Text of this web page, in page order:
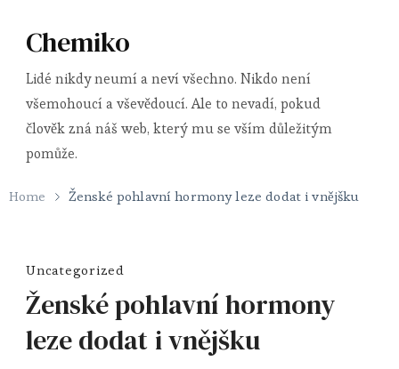
Chemiko
Lidé nikdy neumí a neví všechno. Nikdo není
všemohoucí a vševědoucí. Ale to nevadí, pokud
člověk zná náš web, který mu se vším důležitým
pomůže.
Home Ženské pohlavní hormony leze dodat i vnějšku
Uncategorized
Ženské pohlavní hormony
leze dodat i vnějšku